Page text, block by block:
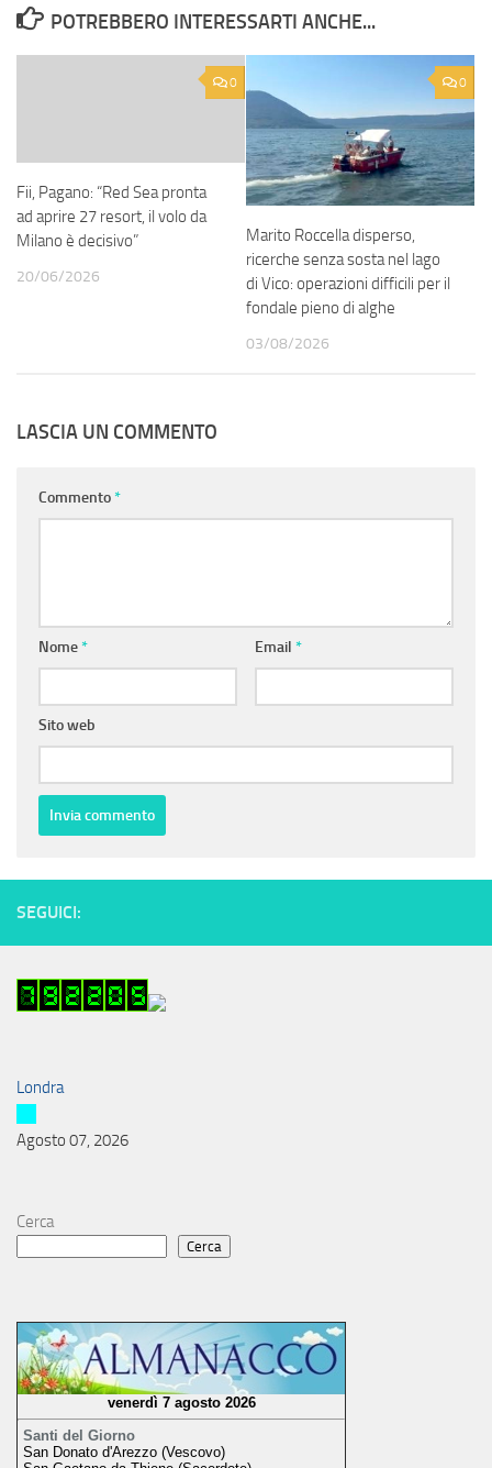
POTREBBERO INTERESSARTI ANCHE...
0
Fii, Pagano: “Red Sea pronta
ad aprire 27 resort, il volo da
Milano è decisivo”
20/06/2026
0
Marito Roccella disperso,
ricerche senza sosta nel lago
di Vico: operazioni difficili per il
fondale pieno di alghe
03/08/2026
LASCIA UN COMMENTO
Commento*
Nome* Email *
Sito web
SEGUICI:
Londra
Agosto 07, 2026
Cerca
Cerca